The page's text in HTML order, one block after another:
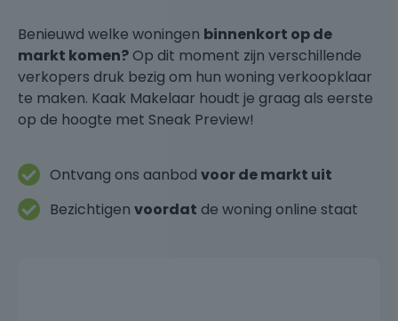
Benieuwd welke woningen binnenkort op de
markt komen?Op dit moment zijn verschillende
verkopers druk bezig om hun woning verkoopklaar
te maken. Kaak Makelaar houdt je graag als eerste
op de hoogte met Sneak Preview!
Ontvang ons aanbod voor de markt uit
Bezichtigen voordat de woning online staat